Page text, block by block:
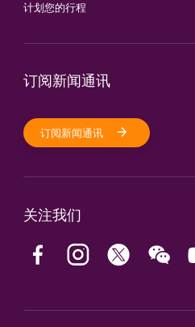
计划您的行程
订阅新闻通讯
订阅新闻通讯
关注我们